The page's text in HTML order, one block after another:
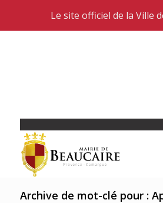
Archive de mot-clé pour :
Le site officiel de la Ville